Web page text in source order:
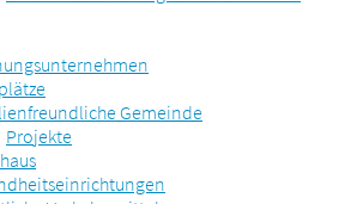
Gemeinde
Projekte